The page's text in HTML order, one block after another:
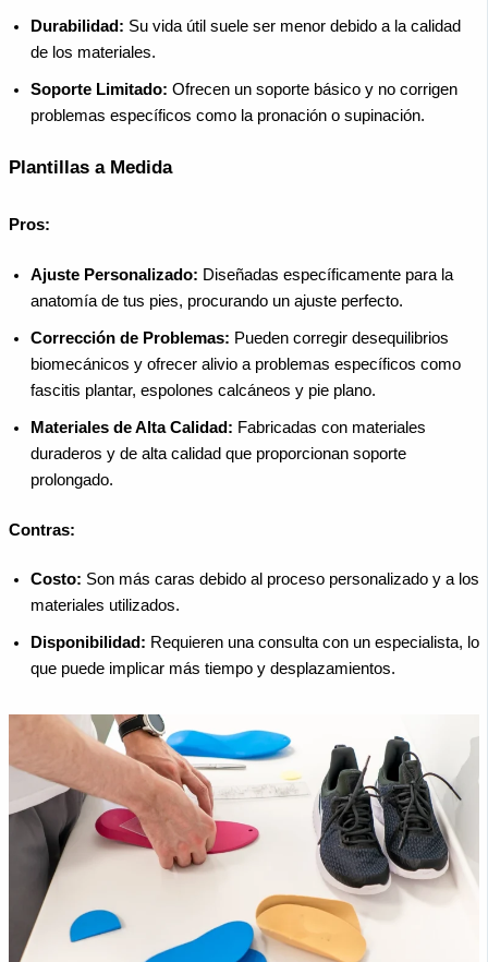
Durabilidad: Su vida útil suele ser menor debido a la calidad
de los materiales.
Soporte Limitado: Ofrecen un soporte básico y no corrigen
problemas específicos como la pronación o supinación.
Plantillas a Medida
Pros:
Ajuste Personalizado: Diseñadas específicamente para la
anatomía de tus pies, procurando un ajuste perfecto.
Corrección de Problemas: Pueden corregir desequilibrios
biomecánicos y ofrecer alivio a problemas específicos como
fascitis plantar, espolones calcáneos y pie plano.
Materiales de Alta Calidad: Fabricadas con materiales
duraderos y de alta calidad que proporcionan soporte
prolongado.
Contras:
Costo: Son más caras debido al proceso personalizado y a los
materiales utilizados.
Disponibilidad: Requieren una consulta con un especialista, lo
que puede implicar más tiempo y desplazamientos.